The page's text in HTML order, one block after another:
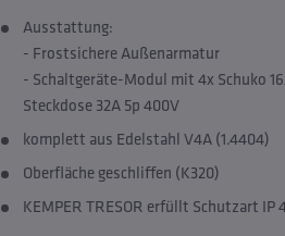
Ausstattung:
- Frostsichere Außenarmatur
- Schaltgeräte-Modul mit 4x Schuko
Steckdose 32A 5p 400V
komplett aus Edelstahl V4A (1.4404)
Oberfläche geschliffen (K320)
KEMPER TRESOR erfüllt Schutzart IP